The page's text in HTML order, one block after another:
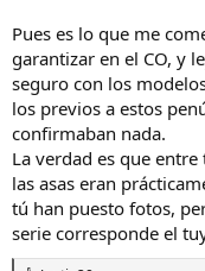
o
Pues es lo que me
garantizar en el CO, y
seguro con los
los previos a estos
confirmaban nada.
La verdad es que
las asas eran
tú han puesto fotos,
serie corresponde el